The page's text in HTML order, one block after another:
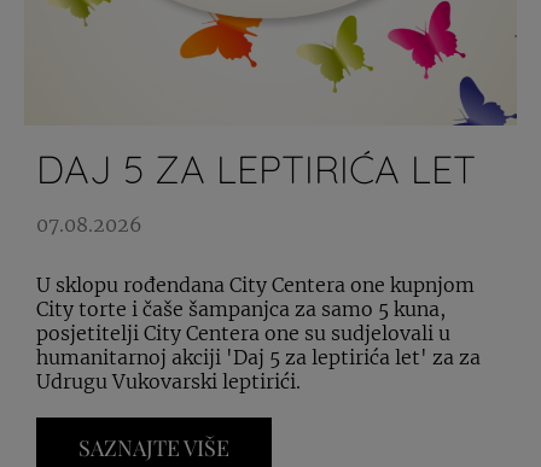
DAJ 5 ZA LEPTIRIĆA LET
07.08.2026
U sklopu rođendana City Centera one kupnjom
City torte i čaše šampanjca za samo 5 kuna,
posjetitelji City Centera one su sudjelovali u
humanitarnoj akciji 'Daj 5 za leptirića let' za za
Udrugu Vukovarski leptirići.
SAZNAJTE VIŠE